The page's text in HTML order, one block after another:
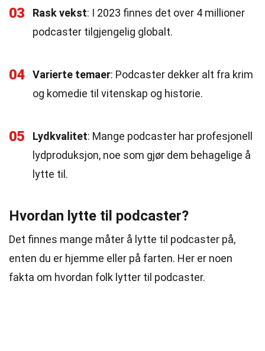
03 Rask vekst: I 2023 finnes det over 4 millioner
podcaster tilgjengelig globalt.
04 Varierte temaer: Podcaster dekker alt fra krim
og komedie til vitenskap og historie.
05 Lydkvalitet: Mange podcaster har profesjonell
lydproduksjon, noe som gjør dem behagelige å
lytte til.
Hvordan lytte til podcaster?
Det finnes mange måter å lytte til podcaster på,
enten du er hjemme eller på farten. Her er noen
fakta om hvordan folk lytter til podcaster.